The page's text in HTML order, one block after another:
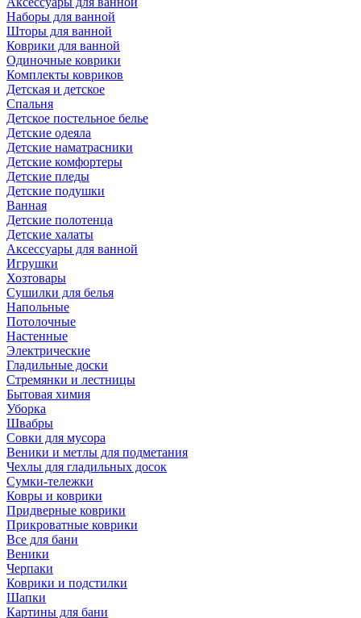
Наборы для ванной
Шторы для ванной
Коврики для ванной
Одиночные коврики
Комплекты ковриков
Детская и детское
Спальня
Детское постельное белье
Детские одеяла
Детские наматрасники
Детские комфортеры
Детские пледы
Детские подушки
Ванная
Детские полотенца
Детские халаты
Аксессуары для ванной
Игрушки
Хозтовары
Сушилки для белья
Напольные
Потолочные
Настенные
Электрические
Гладильные доски
Стремянки и лестницы
Бытовая химия
Уборка
Швабры
Совки для мусора
Веники и метлы для подметания
Чехлы для гладильных досок
Сумки-тележки
Ковры и коврики
Придверные коврики
Прикроватные коврики
Все для бани
Веники
Черпаки
Коврики и подстилки
Шапки
Картины для бани